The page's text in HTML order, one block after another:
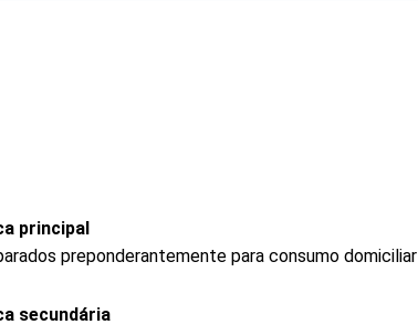
principal
preponderantemente para consumo domiciliar
secundária